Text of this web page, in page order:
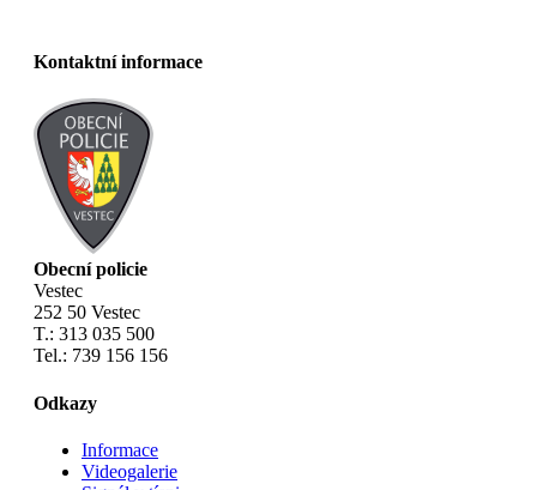
Kontaktní informace
Obecní policie
Vestec
252 50 Vestec
T.: 313 035 500
Tel.: 739 156 156
Odkazy
Informace
Videogalerie